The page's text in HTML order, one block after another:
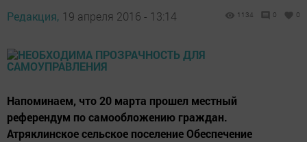
Редакция, 19 апреля 2016 - 13:14 1134 0 0
Напоминаем, что 20 марта прошел местный
референдум по самообложению граждан.
Атряклинское сельское посе­ление Обеспечение